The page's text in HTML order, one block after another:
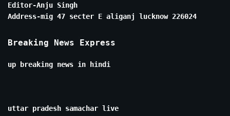
Editor-Anju Singh
Address-mig 47 secter E aliganj lucknow 226024
Breaking News Express
up breaking news in hindi
uttar pradesh samachar live